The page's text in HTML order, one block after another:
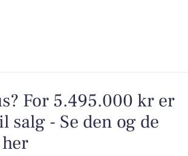
For 5.495.000 kr er
- Se den og de